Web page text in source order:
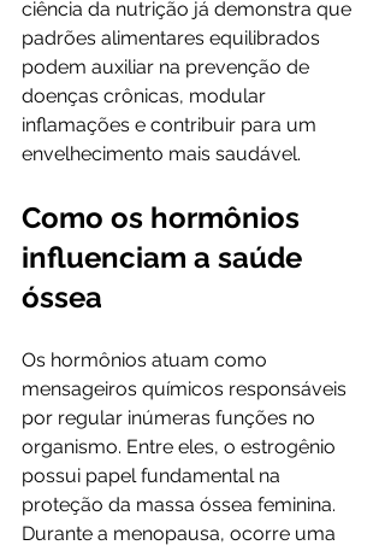
ciência da nutrição já demonstra que
padrões alimentares equilibrados
podem auxiliar na prevenção de
doenças crônicas, modular
inflamações e contribuir para um
envelhecimento mais saudável.
Como os hormônios
influenciam a saúde
óssea
Os hormônios atuam como
mensageiros químicos responsáveis
por regular inúmeras funções no
organismo. Entre eles, o estrogênio
possui papel fundamental na
proteção da massa óssea feminina.
Durante a menopausa, ocorre uma